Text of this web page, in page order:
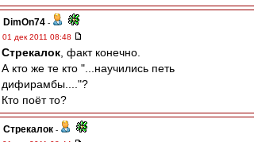
DimOn74 -
01 дек 2011 08:48
Стрекалок , факт конечно.
А кто же те кто "...научились петь
дифирамбы...."?
Кто поёт то?
Стрекалок -